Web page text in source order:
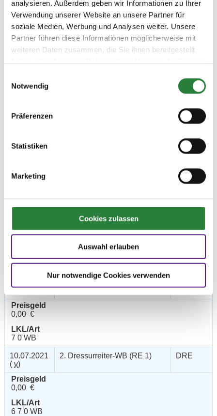
analysieren. Außerdem geben wir Informationen zu Ihrer
Verwendung unserer Website an unsere Partner für
soziale Medien, Werbung und Analysen weiter. Unsere
Partner führen diese Informationen möglicherweise mit
weiteren Daten zusammen, die Sie ihnen bereitgestellt
Notwendig
Präferenzen
Statistiken
Marketing
Cookies zulassen
Auswahl erlauben
Nur notwendige Cookies verwenden
Abreiteplatz40x60m Sand
Dressurplatz20x60m Sand
Abreiteplatz20x60m Sand
Halle20x54m
Sa. vorm.: 1,2,3,4,5; nachm.: 6,7; abend: 8
So. vorm.: 10,11,12,13; nachm.: 9,14,15,16; abend: 17
Prüfung
(v)
1. Reiter-WB Schritt - Trab -
Galopp
Preisgeld
0,00 €
LKL/Art
7 0 WB
10.07.2021
( v)
2. Dressurreiter-WB (RE 1) DRE
Preisgeld
0,00 €
LKL/Art
6 7 0 WB